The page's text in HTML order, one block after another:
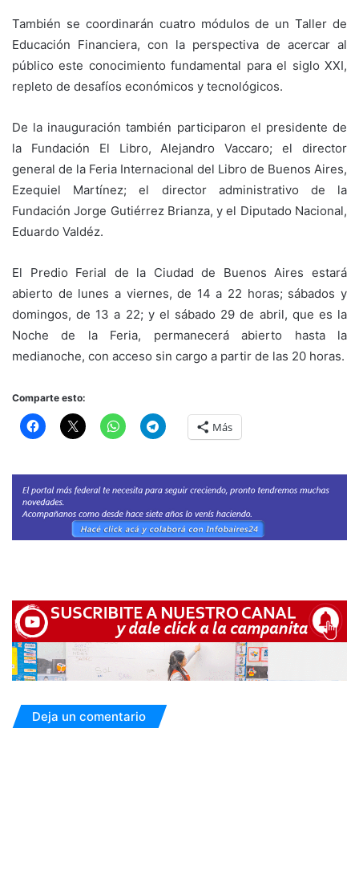
También se coordinarán cuatro módulos de un Taller de
Educación Financiera, con la perspectiva de acercar al
público este conocimiento fundamental para el siglo XXI,
repleto de desafíos económicos y tecnológicos.
De la inauguración también participaron el presidente de
la Fundación El Libro, Alejandro Vaccaro; el director
general de la Feria Internacional del Libro de Buenos Aires,
Ezequiel Martínez; el director administrativo de la
Fundación Jorge Gutiérrez Brianza, y el Diputado Nacional,
Eduardo Valdéz.
El Predio Ferial de la Ciudad de Buenos Aires estará
abierto de lunes a viernes, de 14 a 22 horas; sábados y
domingos, de 13 a 22; y el sábado 29 de abril, que es la
Noche de la Feria, permanecerá abierto hasta la
medianoche, con acceso sin cargo a partir de las 20 horas.
Comparte esto:
Más
Deja un comentario